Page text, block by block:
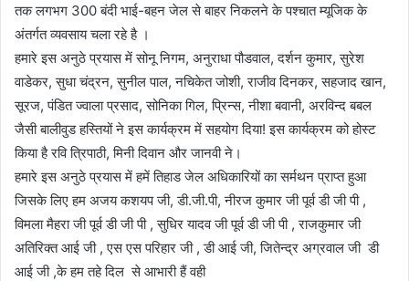
तक लगभग 300 बंदी भाई-बहन जेल से बाहर निकलने के पश्चात म्यूजिक के
अंतर्गत व्यवसाय चला रहे है ।
हमारे इस अनुठे प्रयास में सोनू निगम, अनुराधा पौडवाल, दर्शन कुमार, सुरेश
वाडेकर, सुधा चंद्रन, सुनील पाल, नचिकेत जोशी, राजीव दिनकर, सहजाद खान,
सूरज, पंडित ज्वाला प्रसाद, सोनिका गिल, प्रिन्स, नीशा बवानी, अरविन्द बबल
जैसी बालीवुड हस्तियों ने इस कार्यक्रम में सहयोग दिया! इस कार्यक्रम को होस्ट
किया है रवि त्रिपाठी, मिनी दिवान और जानवी ने।
हमारे इस अनुठे प्रयास में हमें तिहाड जेल अधिकारियों का सर्मथन प्राप्त हुआ
जिसके लिए हम अजय कशयप जी, डी.जी.पी, नीरज कुमार जी पूर्व डी जी पी ,
विमला मैहरा जी पूर्व डी जी पी , सुधिर यादव जी पूर्व डी जी पी , राजकुमार जी
अतिरिक्त आई जी , एस एस परिहार जी , डी आई जी, जितेन्द्र अग्रवाल जी डी
आई जी ,के हम तहे दिल से आभारी हैं वही